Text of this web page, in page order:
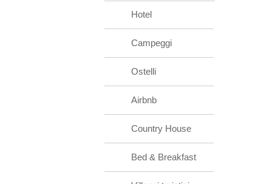
Hotel
Campeggi
Ostelli
Airbnb
Country House
Bed & Breakfast